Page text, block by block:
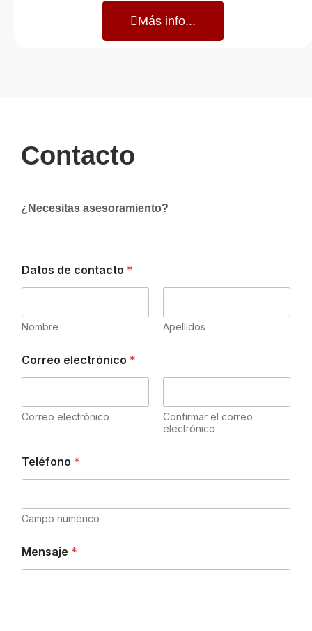
Más info...
Contacto
¿Necesitas asesoramiento?
Datos de contacto *
Nombre Apellidos
Correo electrónico *
Correo electrónico
Confirmar el correo
electrónico
Teléfono *
Campo numérico
Mensaje *